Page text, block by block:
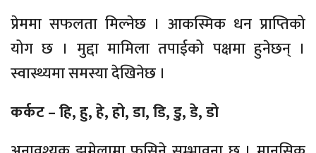
प्रेममा सफलता मिल्नेछ । आकस्मिक धन प्राप्तिको
योग छ । मुद्दा मामिला तपाईको पक्षमा हुनेछन् ।
स्वास्थ्यमा समस्या देखिनेछ ।
कर्कट – हि, हु, हे, हो, डा, डि, डु, डे, डो